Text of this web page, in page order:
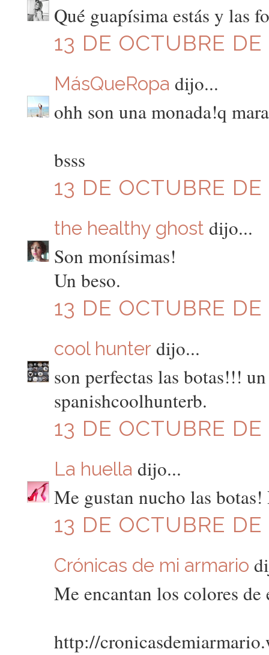
Qué guapísima estás y las
13 DE OCTUBRE
MásQueRopa dijo...
ohh son una monada!q
bsss
13 DE OCTUBRE
the healthy ghost dijo...
Son monísimas!
Un beso.
13 DE OCTUBRE
cool hunter dijo...
son perfectas las botas!!!
spanishcoolhunterb.
13 DE OCTUBRE
La huella dijo...
Me gustan nucho las
13 DE OCTUBRE
Crónicas de mi armario
Me encantan los colores
http://